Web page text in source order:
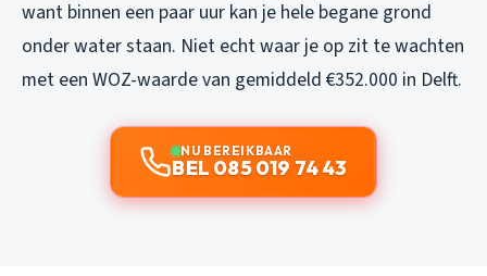
want binnen een paar uur kan je hele begane grond
onder water staan. Niet echt waar je op zit te wachten
met een WOZ-waarde van gemiddeld €352.000 in Delft.
NU BEREIKBAAR
BEL 085 019 74 43